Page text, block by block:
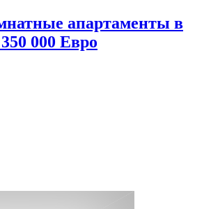
апартаменты в
000 Евро